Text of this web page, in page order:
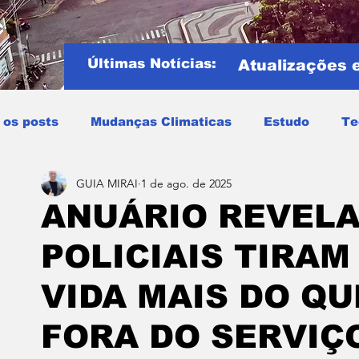
Últimas Notícias: Atualizações
os posts Mudanças Climaticas Estudo
do mundo COPA DO MUNDO 2026
Miraí Muriaé Região
ANUÁRIO
POLICIAIS TIRAM
VIDA MAIS DO
FORA DO
GUIA MIRAI 1 de ago. de 2025